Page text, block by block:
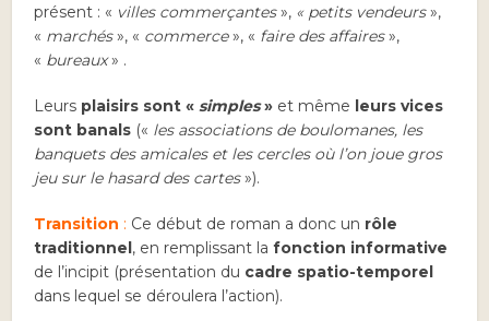
présent : « villes commerçantes», « petits vendeurs»,
« marchés», « commerce», « faire des affaires»,
« bureaux» .
Leurs plaisirs sont «simples» et même leurs vices
sont banals (« les associations de boulomanes, les
banquets des amicales et les cercles où l’on joue gros
jeu sur le hasard des cartes»).
Transition : Ce début de roman a donc un rôle
traditionnel, en remplissant lafonction informative
de l’incipit (présentation du cadre spatio-temporel
dans lequel se déroulera l’action).